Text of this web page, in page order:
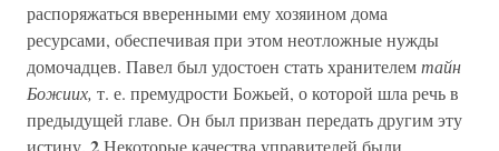
распоряжаться вверенными ему хозяином дома
ресурсами, обеспечивая при этом неотложные нужды
домочадцев. Павел был удостоен стать хранителемтайн
Божиих, т. е. премудрости Божьей, о которой шла речь в
предыдущей главе. Он был призван передать другим эту
истину.
Некоторые качества управителей были